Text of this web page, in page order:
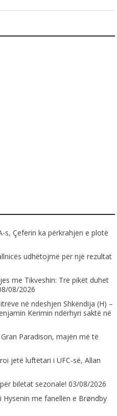
s, Çeferin ka përkrahjen e plotë
udhëtojmë për një rezultat
me Tikveshin: Tre pikët duhet
08/2026
në ndeshjen Shkëndija (H) –
Kerimin ndërhyri saktë në
Paradison, majën më të
jetë luftëtari i UFC-së, Allan
biletat sezonale! 03/08/2026
me fanellën e Brøndby